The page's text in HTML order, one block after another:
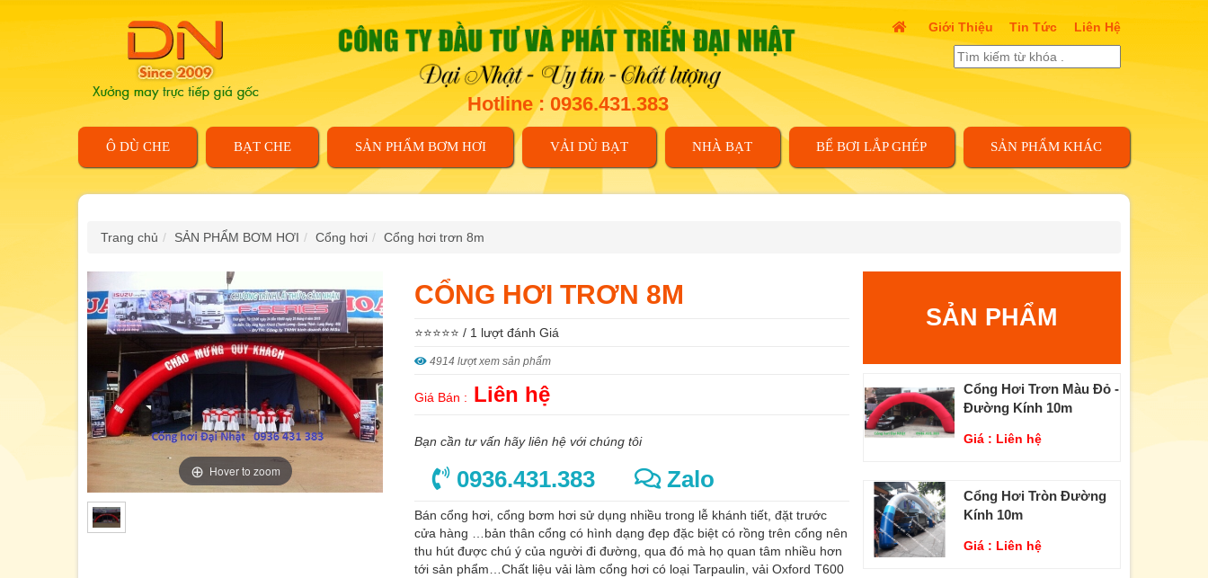
Hotline : 0936.431.383
Giới Thiệu Tin Tức Liên Hệ
Ô DÙ CHE BẠT CHE SẢN PHẨM BƠM HƠI VẢI DÙ BẠT NHÀ BẠT BỂ BƠI LẮP GHÉP SẢN PHẨM KHÁC
Trang chủ SẢN PHẨM BƠM HƠI Cổng hơi Cổng hơi trơn 8m
Hover to zoom
CỔNG HƠI TRƠN 8M
⭐⭐⭐⭐⭐ / 1 lượt đánh Giá
4914 lượt xem sản phẩm
Giá Bán : Liên hệ
Bạn cần tư vấn hãy liên hệ với chúng tôi
0936.431.383 Zalo
Bán cổng hơi, cổng bơm hơi sử dụng nhiều trong lễ khánh tiết, đặt trước
cửa hàng …bản thân cổng có hình dạng đẹp đặc biệt có rồng trên cổng nên
thu hút được chú ý của người đi đường, qua đó mà họ quan tâm nhiều hơn
tới sản phẩm…Chất liệu vải làm cổng hơi có loại Tarpaulin, vải Oxford T600
SẢN PHẨM
Cổng Hơi Trơn Màu Đỏ -
Đường Kính 10m
Giá : Liên hệ
Cổng Hơi Tròn Đường
Kính 10m
Giá : Liên hệ